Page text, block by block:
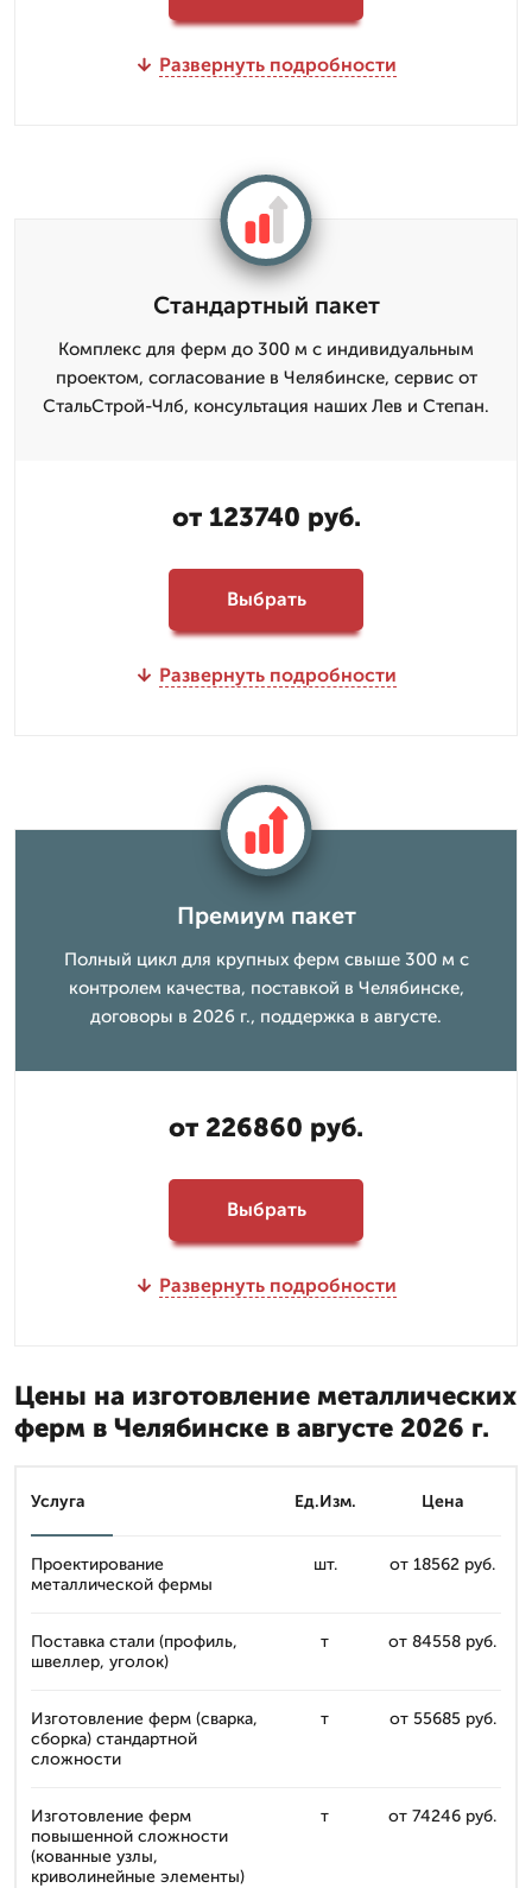
Развернуть подробности
Стандартный пакет
Комплекс для ферм до 300 м с индивидуальным
проектом, согласование в Челябинске, сервис от
СтальСтрой-Члб, консультация наших Лев и Степан.
от 123740 руб.
Выбрать
Развернуть подробности
Премиум пакет
Полный цикл для крупных ферм свыше 300 м с
контролем качества, поставкой в Челябинске,
договоры в 2026 г., поддержка в августе.
от 226860 руб.
Выбрать
Развернуть подробности
Цены на изготовление металлических
ферм в Челябинске в августе 2026 г.
Услуга Ед.Изм. Цена
Проектирование
металлической фермы
шт. от 18562 руб.
Поставка стали (профиль,
швеллер, уголок)
т от 84558 руб.
Изготовление ферм (сварка,
сборка) стандартной
сложности
т от 55685 руб.
Изготовление ферм
повышенной сложности
(кованные узлы,
криволинейные элементы)
т от 74246 руб.